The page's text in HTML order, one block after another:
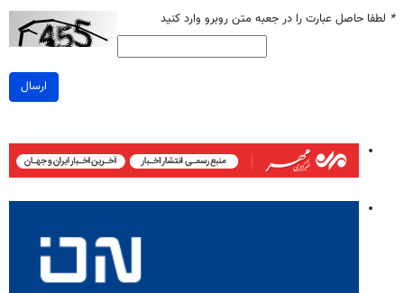
* لطفا حاصل عبارت را در جعبه متن روبرو وارد کنید
ارسال